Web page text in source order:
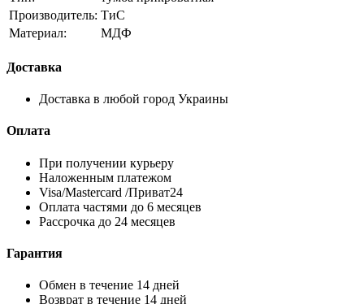
Производитель: ТиС
Материал:
МДФ
Доставка
Доставка в любой город Украины
Оплата
При получении курьеру
Наложенным платежом
Visa/Mastercard /Приват24
Оплата частями до 6 месяцев
Рассрочка до 24 месяцев
Гарантия
Обмен в течение 14 дней
Возврат в течение 14 дней